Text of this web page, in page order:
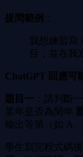
提問範例 ：
我想練習寫
目，並在我
ChatGPT 回應可
題目一 ：請判斷
某年是否為閏年
輸出等第（如 A、
學生寫完程式碼